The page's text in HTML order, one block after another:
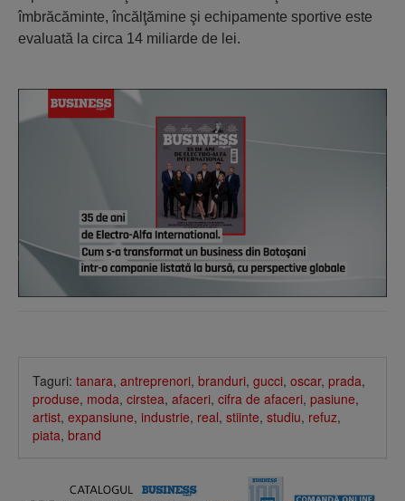
îmbrăcăminte, încălţămine şi echipamente sportive este
evaluată la circa 14 miliarde de lei.
Taguri: tanara, antreprenori, branduri, gucci, oscar, prada,
produse, moda, cirstea, afaceri, cifra de afaceri, pasiune,
artist, expansiune, industrie, real, stiinte, studiu, refuz,
piata, brand